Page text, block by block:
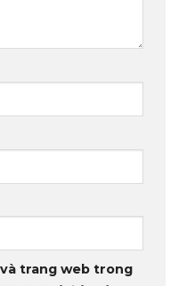
trang web trong